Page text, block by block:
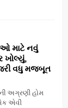
માટે નવું
ખોલ્યું,
વધુ મજબૂત
અગ્રણી હોમ
એવી